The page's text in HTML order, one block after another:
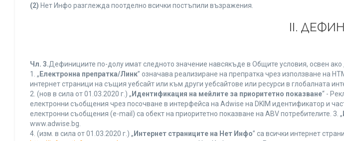
(2) Нет Инфо разглежда поотделно всички постъпили възражения.
ІІ.
Чл. 3.Дефинициите по-долу имат следното значение навсякъде в Общите условия, освен ако
1. „ Електронна препратка/Линк” означава реализиране на препратка чрез използване на
интернет страници на същия уебсайт или към други уебсайтове или ресурси в глобалната
2. (нов в сила от 01.03.2020 г.) „ Идентификация на мейлите за приоритетно показване“ -
електронни съобщения чрез посочване в интерфейса на Adwise на DKIM идентификатор и
електронни съобщения (e-mail) са обект на приоритетно показване на ABV потребителите. 3. „
www.adwise.bg.
4. (изм. в сила от 01.03.2020 г.) „ Интернет страниците на Нет Инфо” са всички интернет